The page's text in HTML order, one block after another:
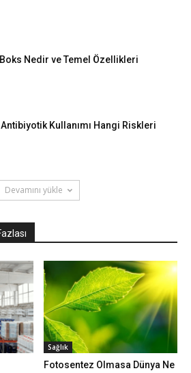
Nedir ve Temel Özellikleri
Antibiyotik Kullanımı Hangi Riskleri
Devamını yükle
Sağlık
Fotosentez Olmasa Dünya Ne